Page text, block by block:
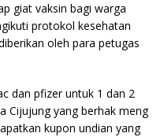
giat vaksin bagi warga
protokol kesehatan
oleh para petugas
dan pfizer untuk 1 dan 2
Cijujung yang berhak meng
kupon undian yang